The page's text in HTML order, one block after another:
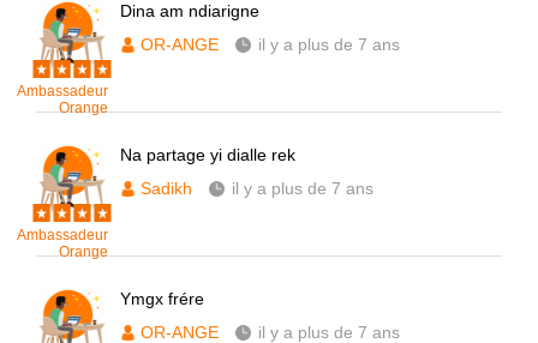
Ambassadeur
Orange
Dina am ndiarigne
OR-ANGE
il y a plus de 7 ans
Ambassadeur
Orange
Na partage yi dialle rek
Sadikh
il y a plus de 7 ans
Ymgx frére
OR-ANGE
il y a plus de 7 ans